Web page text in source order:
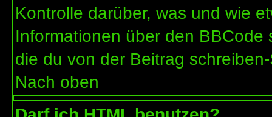
Kontrolle darüber, was und wie
Informationen über den
die du von der Beitrag
Nach oben